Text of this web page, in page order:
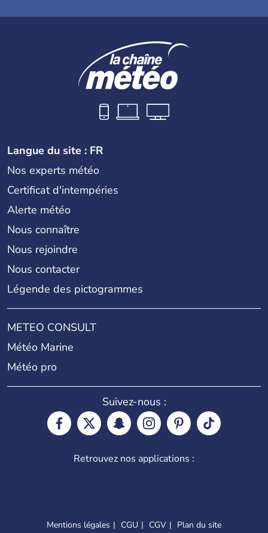
Langue du site : FR
Nos experts météo
Certificat d'intempéries
Alerte météo
Nous connaître
Nous rejoindre
Nous contacter
Légende des pictogrammes
METEO CONSULT
Météo Marine
Météo pro
Suivez-nous :
Retrouvez nos applications :
Mentions légales CGU CGV Plan du site